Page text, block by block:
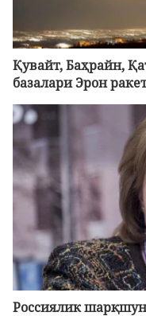
Қувайт, Баҳрайн,
базалари Эрон
Россиялик